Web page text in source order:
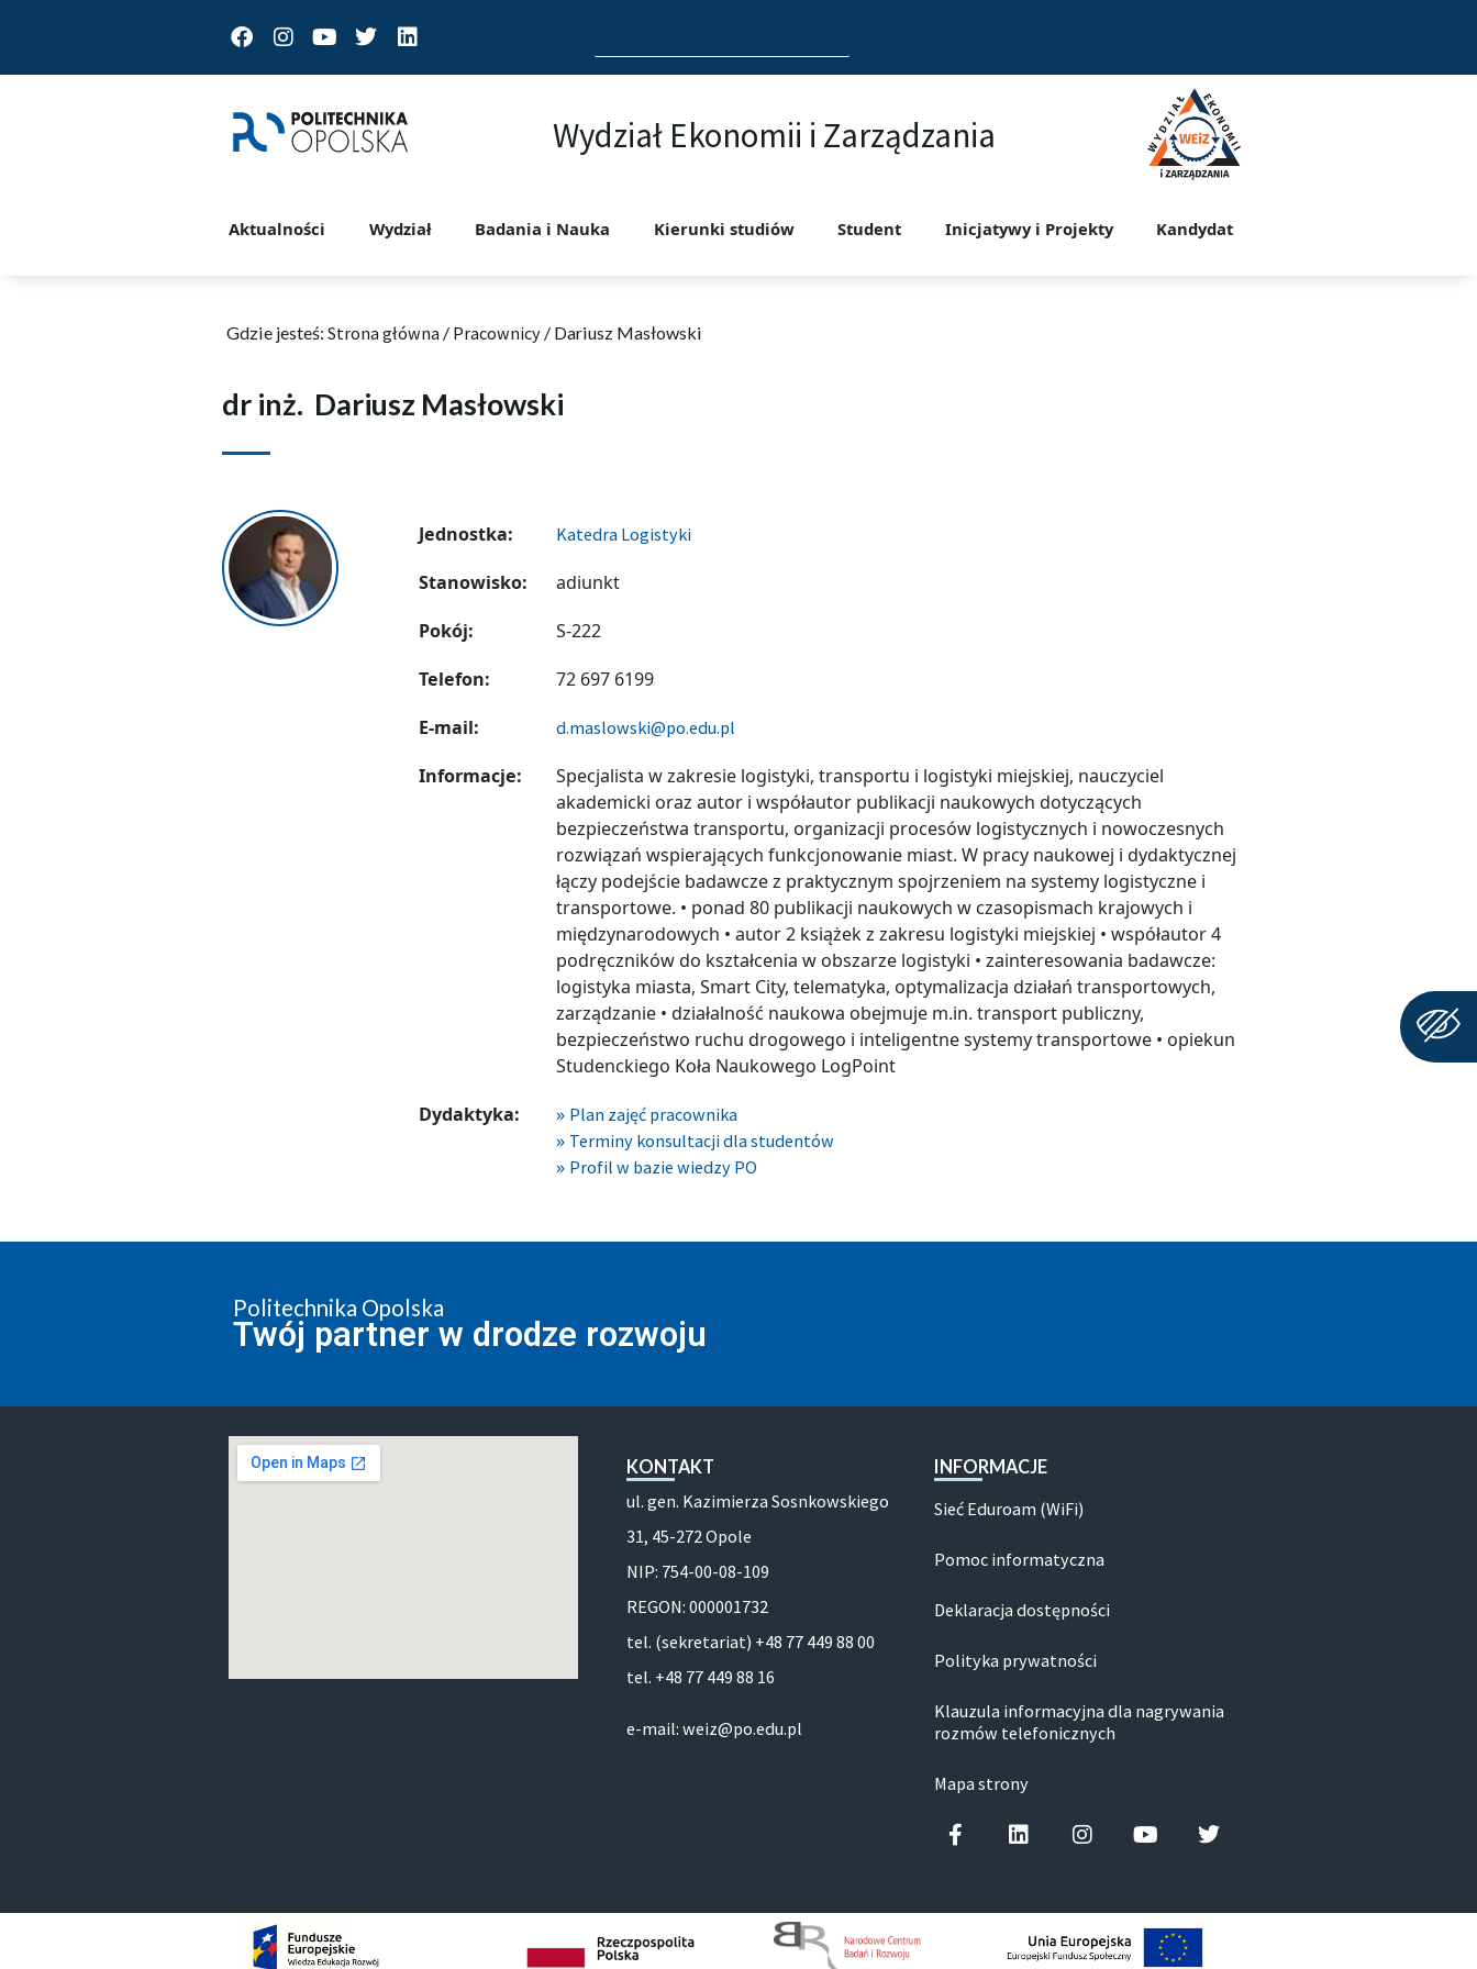
FacebookInstagram
Youtube
TwitterLinkedin
for:
Wydział Ekonomii i Zarządzania
Aktualności Wydział Badania i Nauka Kierunki studiów Student Inicjatywy i Projekty Kandydat
Gdzie jesteś: Strona główna / Pracownicy/ Dariusz Masłowski
dr inż. Dariusz Masłowski
Jednostka: Katedra Logistyki
Stanowisko:
adiunkt
Pokój:
S-222
Telefon:
72 697 6199
E-mail:
d.maslowski@po.edu.pl
Informacje:
Specjalista w zakresie logistyki, transportu i logistyki miejskiej, nauczyciel
akademicki oraz autor i współautor publikacji naukowych dotyczących
bezpieczeństwa transportu, organizacji procesów logistycznych i nowoczesnych
rozwiązań wspierających funkcjonowanie miast. W pracy naukowej i dydaktycznej
łączy podejście badawcze z praktycznym spojrzeniem na systemy logistyczne i
transportowe. • ponad 80 publikacji naukowych w czasopismach krajowych i
międzynarodowych • autor 2 książek z zakresu logistyki miejskiej • współautor 4
podręczników do kształcenia w obszarze logistyki • zainteresowania badawcze:
logistyka miasta, Smart City, telematyka, optymalizacja działań transportowych,
zarządzanie • działalność naukowa obejmuje m.in. transport publiczny,
bezpieczeństwo ruchu drogowego i inteligentne systemy transportowe • opiekun
Studenckiego Koła Naukowego LogPoint
Dydaktyka:
Plan zajęć pracownika
Terminy konsultacji dla studentów
Profil w bazie wiedzy PO
Politechnika Opolska
Twój partner w drodze rozwoju
KONTAKT
ul. gen. Kazimierza Sosnkowskiego
31, 45-272 Opole
NIP: 754-00-08-109
REGON: 000001732
tel. (sekretariat) +48 77 449 88 00
tel. +48 77 449 88 16
e-mail: weiz@po.edu.pl
INFORMACJE
Sieć Eduroam (WiFi)
Pomoc informatyczna
Deklaracja dostępności
Polityka prywatności
Klauzula informacyjna dla nagrywania
rozmów telefonicznych
Mapa strony
Facebook-fLinkedinInstagramYoutubeTwitter